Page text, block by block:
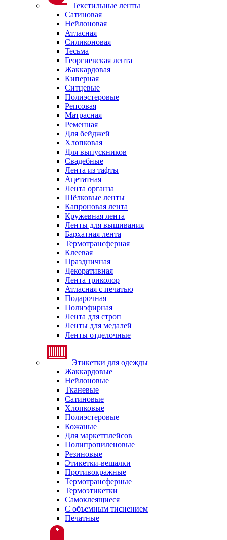
Текстильные ленты
Сатиновая
Нейлоновая
Атласная
Силиконовая
Тесьма
Георгиевская лента
Жаккардовая
Киперная
Ситцевые
Полиэстеровые
Репсовая
Матрасная
Ременная
Для бейджей
Хлопковая
Для выпускников
Свадебные
Лента из тафты
Ацетатная
Лента органза
Шёлковые ленты
Капроновая лента
Кружевная лента
Ленты для вышивания
Бархатная лента
Термотрансферная
Клеевая
Праздничная
Декоративная
Лента триколор
Атласная с печатью
Подарочная
Полиэфирная
Лента для строп
Ленты для медалей
Ленты отделочные
Этикетки для одежды
Жаккардовые
Нейлоновые
Тканевые
Сатиновые
Хлопковые
Полиэстеровые
Кожаные
Для маркетплейсов
Полипропиленовые
Резиновые
Этикетки-вешалки
Противокражные
Термотрансферные
Термоэтикетки
Самоклеящиеся
С объемным тиснением
Печатные